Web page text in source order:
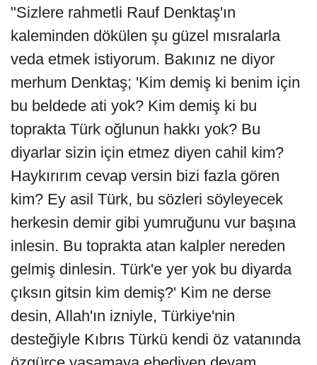
"Sizlere rahmetli Rauf Denktaş'ın
kaleminden dökülen şu güzel mısralarla
veda etmek istiyorum. Bakınız ne diyor
merhum Denktaş; 'Kim demiş ki benim için
bu beldede ati yok? Kim demiş ki bu
toprakta Türk oğlunun hakkı yok? Bu
diyarlar sizin için etmez diyen cahil kim?
Haykırırım cevap versin bizi fazla gören
kim? Ey asil Türk, bu sözleri söyleyecek
herkesin demir gibi yumruğunu vur başına
inlesin. Bu toprakta atan kalpler nereden
gelmiş dinlesin. Türk'e yer yok bu diyarda
çıksın gitsin kim demiş?' Kim ne derse
desin, Allah'ın izniyle, Türkiye'nin
desteğiyle Kıbrıs Türkü kendi öz vatanında